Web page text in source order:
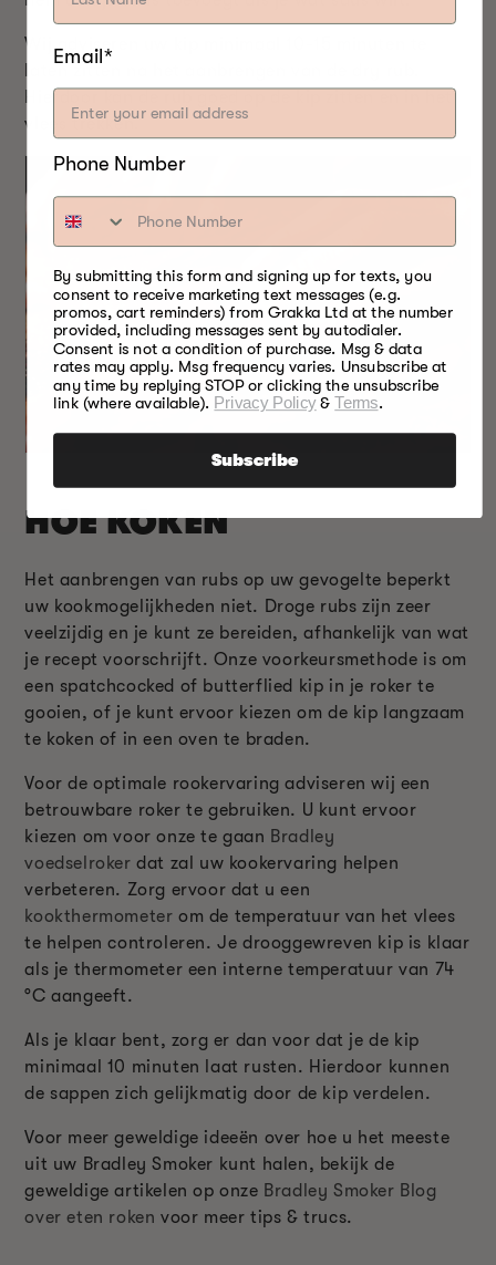
Wij adviseren uw kip minimaal 10-15 minuten te
Hierdoor kan de rub goed op de kip zitten en in het
vlees trekken.
HOE KOKEN
Het aanbrengen van rubs op uw gevogelte beperkt
uw kookmogelijkheden niet. Droge rubs zijn zeer
veelzijdig en je kunt ze bereiden, afhankelijk van wat
je recept voorschrijft. Onze voorkeursmethode is om
een spatchcocked of butterflied kip in je roker te
gooien, of je kunt ervoor kiezen om de kip langzaam
te koken of in een oven te braden.
Voor de optimale rookervaring adviseren wij een
betrouwbare roker te gebruiken. U kunt ervoor
kiezen om voor onze te gaan Bradley
voedselroker dat zal uw kookervaring helpen
verbeteren. Zorg ervoor dat u een
kookthermometer om de temperatuur van het vlees
te helpen controleren. Je drooggewreven kip is klaar
als je thermometer een interne temperatuur van 74
°C aangeeft.
Als je klaar bent, zorg er dan voor dat je de kip
minimaal 10 minuten laat rusten. Hierdoor kunnen
de sappen zich gelijkmatig door de kip verdelen.
Voor meer geweldige ideeën over hoe u het meeste
uit uw Bradley Smoker kunt halen, bekijk de
geweldige artikelen op onze Bradley Smoker Blog
over eten roken voor meer tips & trucs.
Email*
Phone Number
By submitting this form and signing up for texts, you
consent to receive marketing text messages (e.g.
promos, cart reminders) from Grakka Ltd at the number
provided, including messages sent by autodialer.
Consent is not a condition of purchase. Msg & data
rates may apply. Msg frequency varies. Unsubscribe at
any time by replying STOP or clicking the unsubscribe
link (where available). Privacy Policy&Terms.
Subscribe